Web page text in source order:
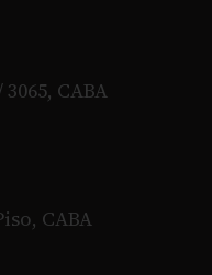
CABA
CABA